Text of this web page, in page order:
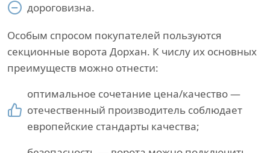
дороговизна.
Особым спросом покупателей пользуются
секционные ворота Дорхан. К числу их основных
преимуществ можно отнести:
оптимальное сочетание цена/качество —
отечественный производитель соблюдает
европейские стандарты качества;